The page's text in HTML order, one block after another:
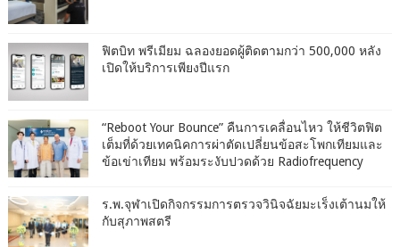
ฟิตบิท พรีเมียม ฉลองยอดผู้ติดตามกว่า 500,000 หลัง
เปิดให้บริการเพียงปีแรก
“Reboot Your Bounce” คืนการเคลื่อนไหว ให้ชีวิตฟิต
เต็มที่ด้วยเทคนิคการผ่าตัดเปลี่ยนข้อสะโพกเทียมและ
ข้อเข่าเทียม พร้อมระงับปวดด้วย Radiofrequency
ร.พ.จุฬาเปิดกิจกรรมการตรวจวินิจฉัยมะเร็งเต้านมให้
กับสุภาพสตรี